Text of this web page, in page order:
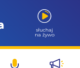
słuchaj
na żywo